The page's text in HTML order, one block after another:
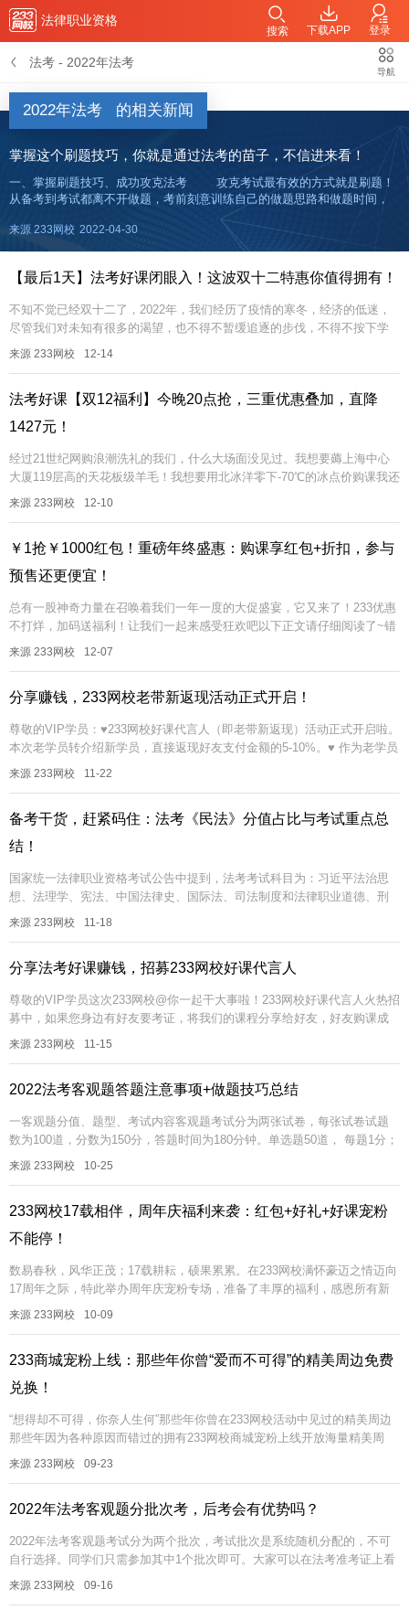
法律职业资格
下载APP 登录
搜索
法考 - 2022年法考
导航
2022年法考 的相关新闻
掌握这个刷题技巧，你就是通过法考的苗子，不信进来看！
一、掌握刷题技巧、成功攻克法考 攻克考试最有效的方式就是刷题！
从备考到考试都离不开做题，考前刻意训练自己的做题思路和做题时间，
做好充分的准备，考场上才能得心应手。今天小编就来教大家何如在备考
阶段提高自己的
来源 233网校 2022-04-30
【最后1天】法考好课闭眼入！这波双十二特惠你值得拥有！
不知不觉已经双十二了，2022年，我们经历了疫情的寒冬，经济的低迷，
尽管我们对未知有很多的渴望，也不得不暂缓追逐的步伐，不得不按下学
习的暂停键。好在我们等待的春天，正在来临，随国务院疫情防控措施通
来源 233网校 12-14
法考好课【双12福利】今晚20点抢，三重优惠叠加，直降
1427元！
经过21世纪网购浪潮洗礼的我们，什么大场面没见过。我想要薅上海中心
大厦119层高的天花板级羊毛！我想要用北冰洋零下-70℃的冰点价购课我还
想......又想马儿跑又想马儿不吃草总而言之，言而总之就是：...
来源 233网校 12-10
￥1抢￥1000红包！重磅年终盛惠：购课享红包+折扣，参与
预售还更便宜！
总有一股神奇力量在召唤着我们一年一度的大促盛宴，它又来了！233优惠
不打烊，加码送福利！让我们一起来感受狂欢吧以下正文请仔细阅读了~错
过这一集，可能错过两个月工资！①第一波福利时间：12月7日8:30...
来源 233网校 12-07
分享赚钱，233网校老带新返现活动正式开启！
尊敬的VIP学员：♥233网校好课代言人（即老带新返现）活动正式开启啦。
本次老学员转介绍新学员，直接返现好友支付金额的5-10%。♥ 作为老学员
的你：♥ 如果觉得我们的课程还不错，♥如果对我们的服务还...
来源 233网校 11-22
备考干货，赶紧码住：法考《民法》分值占比与考试重点总
结！
国家统一法律职业资格考试公告中提到，法考考试科目为：习近平法治思
想、法理学、宪法、中国法律史、国际法、司法制度和法律职业道德、刑
法、刑事诉讼法、行政法与行政诉讼法、民法、知识产权法、商法、经济
来源 233网校 11-18
分享法考好课赚钱，招募233网校好课代言人
尊敬的VIP学员这次233网校@你一起干大事啦！233网校好课代言人火热招
募中，如果您身边有好友要考证，将我们的课程分享给好友，好友购课成
功，您即可获得丰厚的现金奖励，排行榜TOP榜单还有惊喜实物大奖...
来源 233网校 11-15
2022法考客观题答题注意事项+做题技巧总结
一客观题分值、题型、考试内容客观题考试分为两张试卷，每张试卷试题
数为100道，分数为150分，答题时间为180分钟。单选题50道， 每题1分；
多选和不定项共50道，每题2分，且多选、少选、错选均不得分...
来源 233网校 10-25
233网校17载相伴，周年庆福利来袭：红包+好礼+好课宠粉
不能停！
数易春秋，风华正茂；17载耕耘，硕果累累。在233网校满怀豪迈之情迈向
17周年之际，特此举办周年庆宠粉专场，准备了丰厚的福利，感恩所有新
老学员对233网校的信任与支持！话不多说，学霸君带你“康康”都有...
来源 233网校 10-09
233商城宠粉上线：那些年你曾“爱而不可得”的精美周边免费
兑换！
“想得却不可得，你奈人生何”那些年你曾在233网校活动中见过的精美周边
那些年因为各种原因而错过的拥有233网校商城宠粉上线开放海量精美周
边，用考证币即可免费兑换！一起来看看吧：233商城宠粉上线233...
来源 233网校 09-23
2022年法考客观题分批次考，后考会有优势吗？
2022年法考客观题考试分为两个批次，考试批次是系统随机分配的，不可
自行选择。同学们只需参加其中1个批次即可。大家可以在法考准考证上看
到自己所属哪一个批次以及具体考点。法考第2批次考试会不会有原题？
来源 233网校 09-16